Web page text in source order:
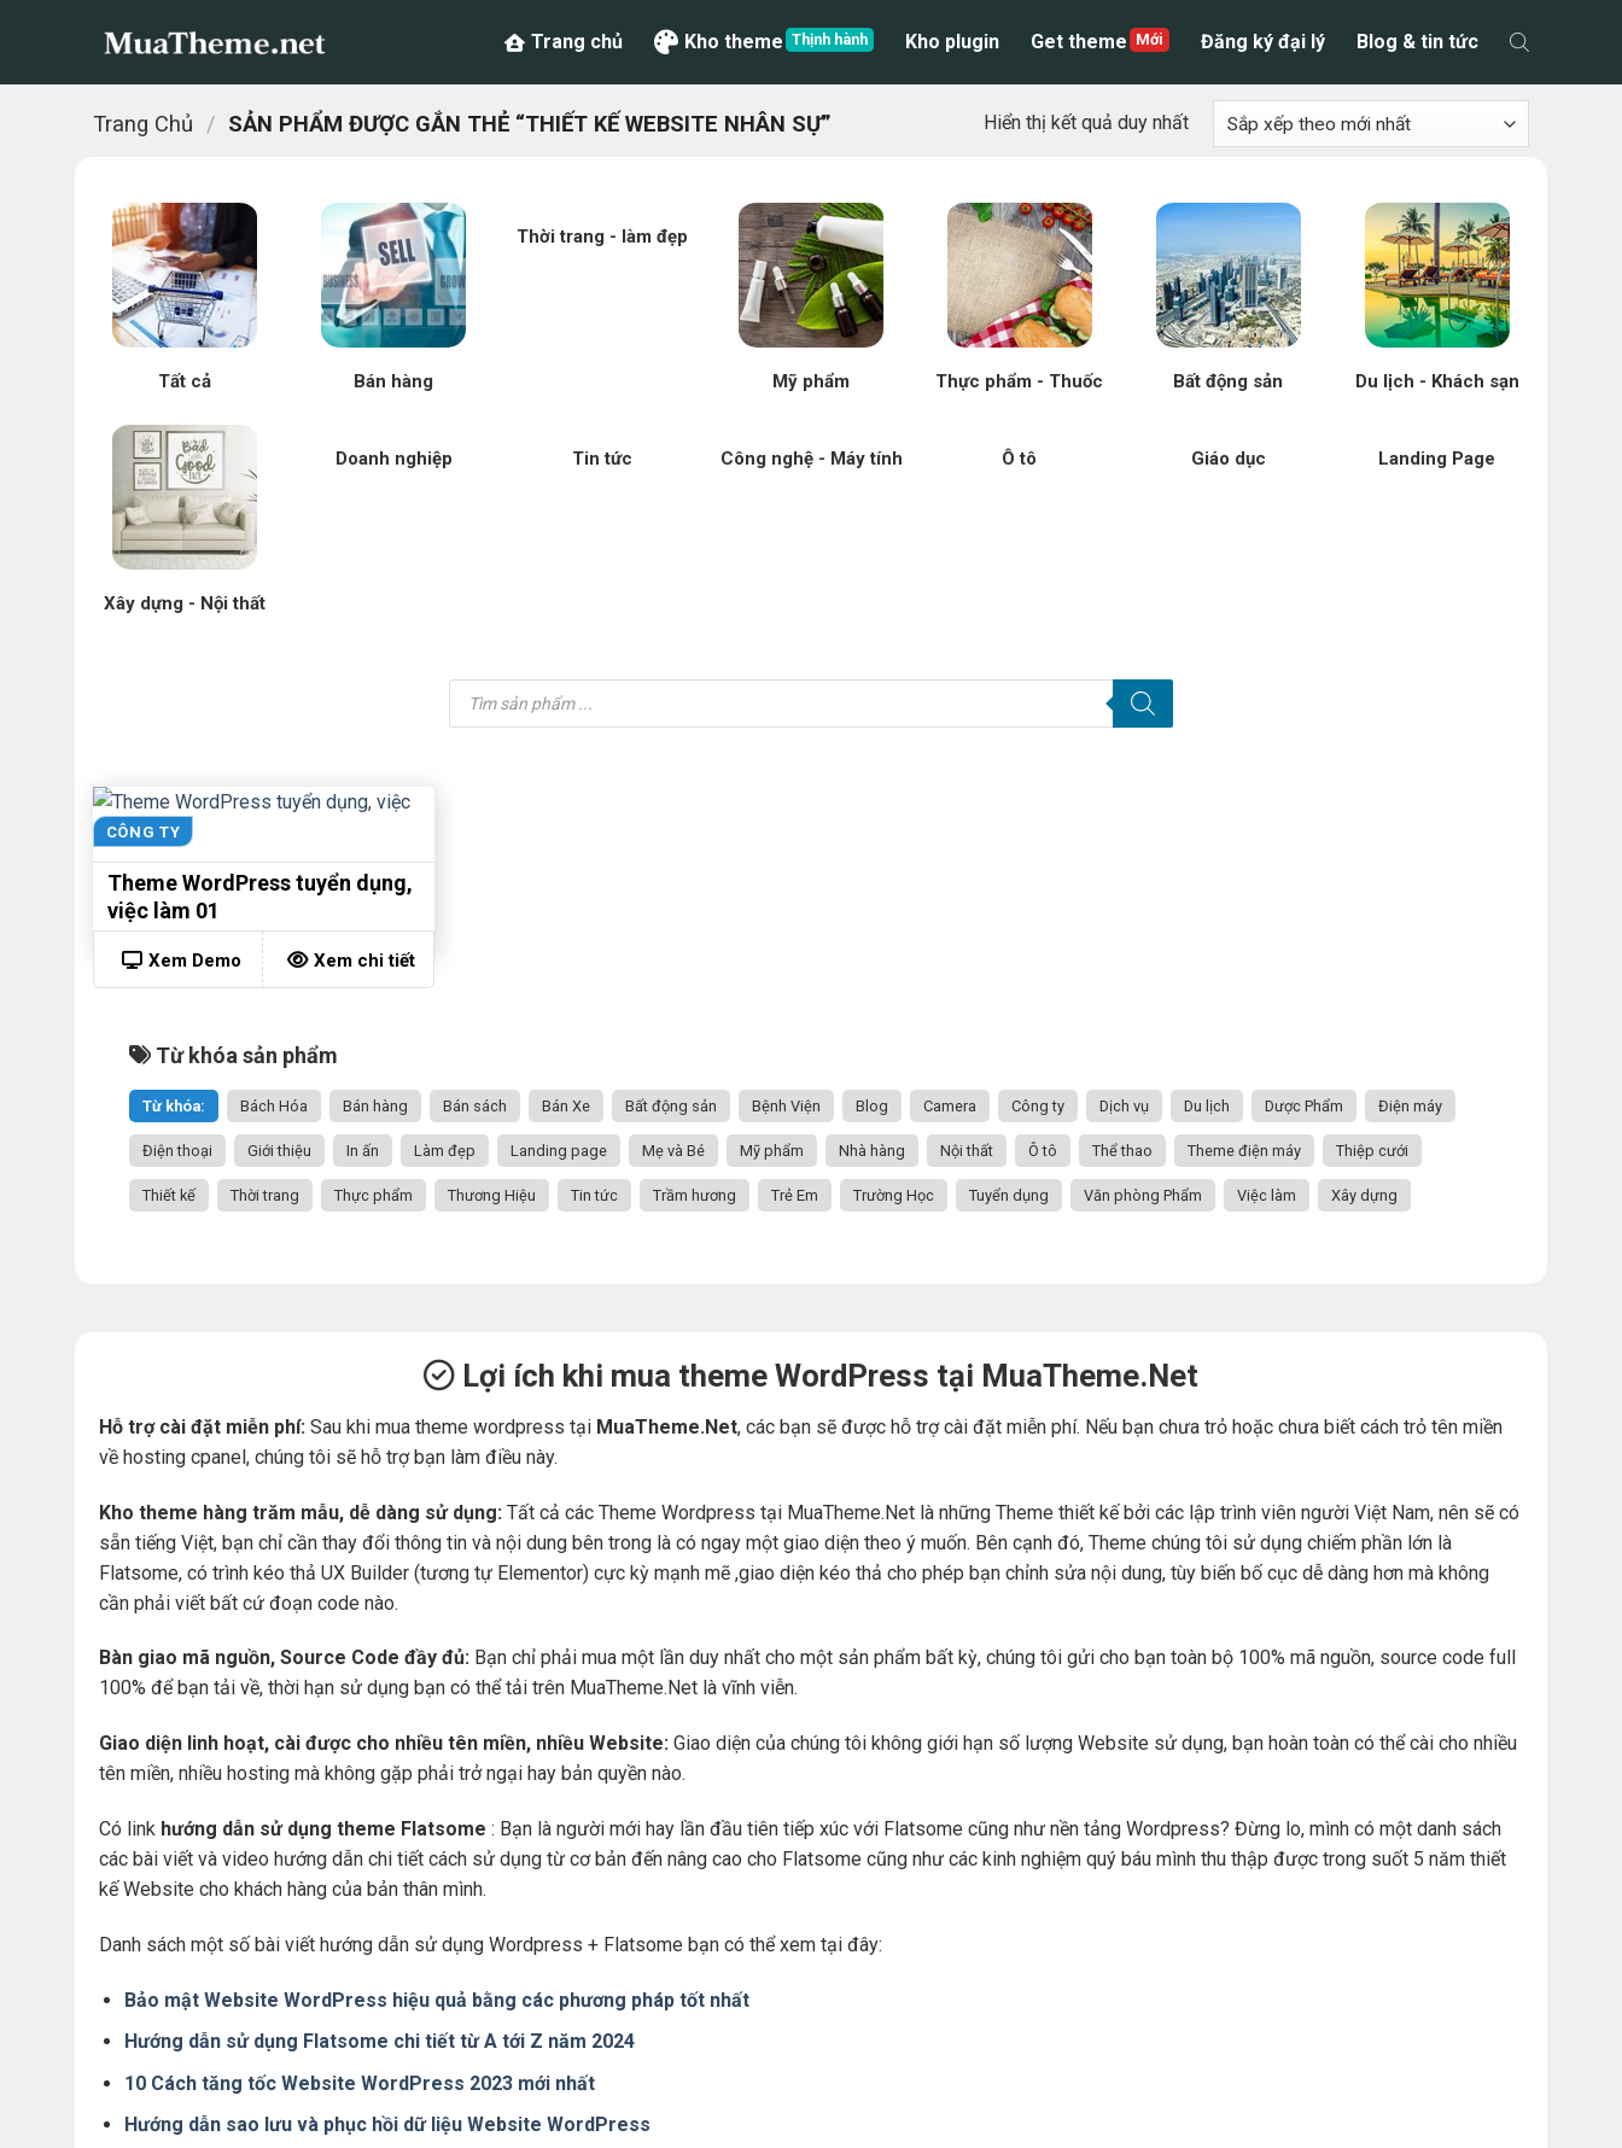
Trang chủ Kho theme Kho plugin Get theme Đăng ký đại lý Blog & tin tức
Trang Chủ / SẢN PHẨM ĐƯỢC GẮN THẺ “THIẾT KẾ WEBSITE NHÂN SỰ” Hiển thị kết quả duy nhất
Tất cả Bán hàng
Thời trang - làm đẹp
Mỹ phẩm Thực phẩm - Thuốc Bất động sản Du lịch - Khách sạn
Xây dựng - Nội thất
Doanh nghiệp Tin tức Công nghệ - Máy tính Ô tô Giáo dục Landing Page
Tìm
kiếm
sản
CÔNG TY
Theme WordPress tuyển dụng,
việc làm 01
Xem Demo Xem chi tiết
Từ khóa sản phẩm
Từ khóa: Bách Hóa Bán hàng Bán sách Bán Xe Bất động sản Bệnh Viện Blog Camera Công ty Dịch vụ Du lịch Dược Phẩm Điện máy
Điện thoại Giới thiệu In ấn Làm đẹp Landing page Mẹ và Bé Mỹ phẩm Nhà hàng Nội thất Ô tô Thể thao Theme điện máy Thiệp cưới
Thiết kế Thời trang Thực phẩm Thương Hiệu Tin tức Trầm hương Trẻ Em Trường Học Tuyển dụng Văn phòng Phẩm Việc làm Xây dựng
Lợi ích khi mua theme WordPress tại MuaTheme.Net
Hỗ trợ cài đặt miễn phí: Sau khi mua theme wordpress tại MuaTheme.Net, các bạn sẽ được hỗ trợ cài đặt miễn phí. Nếu bạn chưa trỏ hoặc chưa biết cách trỏ tên miền
về hosting cpanel, chúng tôi sẽ hỗ trợ bạn làm điều này.
Kho theme hàng trăm mẫu, dễ dàng sử dụng: Tất cả các Theme Wordpress tại MuaTheme.Net là những Theme thiết kế bởi các lập trình viên người Việt Nam, nên sẽ có
sẵn tiếng Việt, bạn chỉ cần thay đổi thông tin và nội dung bên trong là có ngay một giao diện theo ý muốn. Bên cạnh đó, Theme chúng tôi sử dụng chiếm phần lớn là
Flatsome, có trình kéo thả UX Builder (tương tự Elementor) cực kỳ mạnh mẽ ,giao diện kéo thả cho phép bạn chỉnh sửa nội dung, tùy biến bố cục dễ dàng hơn mà không
cần phải viết bất cứ đoạn code nào.
Bàn giao mã nguồn, Source Code đầy đủ: Bạn chỉ phải mua một lần duy nhất cho một sản phẩm bất kỳ, chúng tôi gửi cho bạn toàn bộ 100% mã nguồn, source code full
100% để bạn tải về, thời hạn sử dụng bạn có thể tải trên MuaTheme.Net là vĩnh viễn.
Giao diện linh hoạt, cài được cho nhiều tên miền, nhiều Website: Giao diện của chúng tôi không giới hạn số lượng Website sử dụng, bạn hoàn toàn có thể cài cho nhiều
tên miền, nhiều hosting mà không gặp phải trở ngại hay bản quyền nào.
Có link hướng dẫn sử dụng theme Flatsome : Bạn là người mới hay lần đầu tiên tiếp xúc với Flatsome cũng như nền tảng Wordpress? Đừng lo, mình có một danh sách
các bài viết và video hướng dẫn chi tiết cách sử dụng từ cơ bản đến nâng cao cho Flatsome cũng như các kinh nghiệm quý báu mình thu thập được trong suốt 5 năm thiết
kế Website cho khách hàng của bản thân mình.
Danh sách một số bài viết hướng dẫn sử dụng Wordpress + Flatsome bạn có thể xem tại đây:
Bảo mật Website WordPress hiệu quả bằng các phương pháp tốt nhất
Hướng dẫn sử dụng Flatsome chi tiết từ A tới Z năm 2024
10 Cách tăng tốc Website WordPress 2023 mới nhất
Hướng dẫn sao lưu và phục hồi dữ liệu Website WordPress